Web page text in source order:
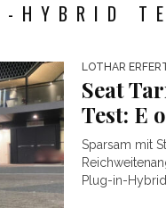
HYBRID
LOTHAR
Seat
Test: E
Sparsam mit
Plug-in-Hybrid